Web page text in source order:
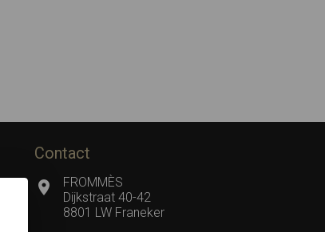
Contact
FROMMÈS
Dijkstraat 40-42
8801 LW Franeker